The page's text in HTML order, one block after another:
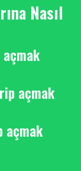
Nasıl
açmak
açmak